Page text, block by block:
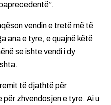
vendin e tretë më të
ana e tyre, e quajnë këtë
se ishte vendi i dy
të djathtë për
zhvendosjen e tyre. Ai u